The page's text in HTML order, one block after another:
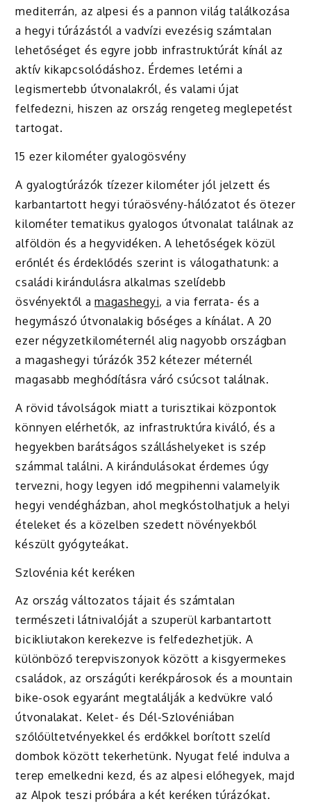
mediterrán, az alpesi és a pannon világ találkozása
a hegyi túrázástól a vadvízi evezésig számtalan
lehetőséget és egyre jobb infrastruktúrát kínál az
aktív kikapcsolódáshoz. Érdemes letérni a
legismertebb útvonalakról, és valami újat
felfedezni, hiszen az ország rengeteg meglepetést
tartogat.
15 ezer kilométer gyalogösvény
A gyalogtúrázók tízezer kilométer jól jelzett és
karbantartott hegyi túraösvény-hálózatot és ötezer
kilométer tematikus gyalogos útvonalat találnak az
alföldön és a hegyvidéken. A lehetőségek közül
erőnlét és érdeklődés szerint is válogathatunk: a
családi kirándulásra alkalmas szelídebb
ösvényektől amagashegyi, a via ferrata- és a
hegymászó útvonalakig bőséges a kínálat. A 20
ezer négyzetkilométernél alig nagyobb országban
a magashegyi túrázók 352 kétezer méternél
magasabb meghódításra váró csúcsot találnak.
A rövid távolságok miatt a turisztikai központok
könnyen elérhetők, az infrastruktúra kiváló, és a
hegyekben barátságos szálláshelyeket is szép
számmal találni. A kirándulásokat érdemes úgy
tervezni, hogy legyen idő megpihenni valamelyik
hegyi vendégházban, ahol megkóstolhatjuk a helyi
ételeket és a közelben szedett növényekből
készült gyógyteákat.
Szlovénia két keréken
Az ország változatos tájait és számtalan
természeti látnivalóját a szuperül karbantartott
bicikliutakon kerekezve is felfedezhetjük. A
különböző terepviszonyok között a kisgyermekes
családok, az országúti kerékpárosok és a mountain
bike-osok egyaránt megtalálják a kedvükre való
útvonalakat. Kelet- és Dél-Szlovéniában
szőlőültetvényekkel és erdőkkel borított szelíd
dombok között tekerhetünk. Nyugat felé indulva a
terep emelkedni kezd, és az alpesi előhegyek, majd
az Alpok teszi próbára a két keréken túrázókat.